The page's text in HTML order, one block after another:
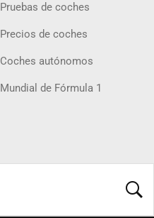
Pruebas de coches
Precios de coches
Coches autónomos
Mundial de Fórmula 1